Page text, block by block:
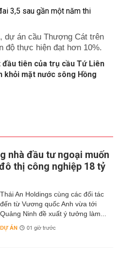
dự án cầu Thượng Cát trên
độ thực hiện đạt hơn 10%.
đầu tiên của trụ cầu Tứ Liên
khỏi mặt nước sông Hồng
nhà đầu tư ngoại muốn
thị công nghiệp 18 tỷ
Thái An Holdings cùng các đối tác
đến từ Vương quốc Anh vừa tới
Quảng Ninh đề xuất ý tưởng làm...
DỰ ÁN 01 giờ trước